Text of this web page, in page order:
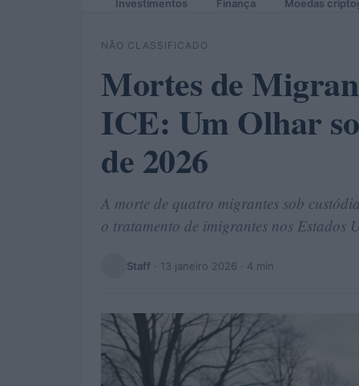
Investimentos Finança Moedas
NÃO CLASSIFICADO
Mortes de
ICE: Um Olhar
de 2026
A morte de quatro migrantes sob
o tratamento de imigrantes nos Estados
Staff · 13 janeiro 2026 · 4 min